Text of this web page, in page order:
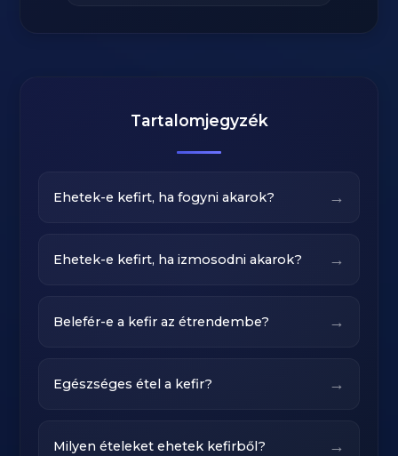
Tartalomjegyzék
Ehetek-e kefirt, ha fogyni akarok? →
Ehetek-e kefirt, ha izmosodni akarok? →
Belefér-e a kefir az étrendembe? →
Egészséges étel a kefir? →
Milyen ételeket ehetek kefirből? →